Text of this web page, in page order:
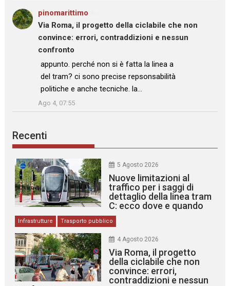
pinomarittimo
Via Roma, il progetto della ciclabile che non
convince: errori, contraddizioni e nessun
confronto
: “
appunto. perché non si è fatta la linea a
del tram? ci sono precise repsonsabilità
politiche e anche tecniche. la…
”
Ago 4, 07:55
Recenti
5 Agosto 2026
Nuove limitazioni al
traffico per i saggi di
dettaglio della linea tram
C: ecco dove e quando
Infrastrutture Trasporto pubblico
4 Agosto 2026
Via Roma, il progetto
della ciclabile che non
convince: errori,
contraddizioni e nessun